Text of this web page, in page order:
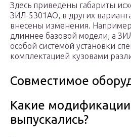
Здесь приведены габариты
ЗИЛ-5301АО, в других
внесены изменения.
длиннее базовой модели, а
особой системой установки
комплектацией кузовами
Совместимое
Какие
выпускались?